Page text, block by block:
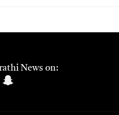
News on:
Snapchat